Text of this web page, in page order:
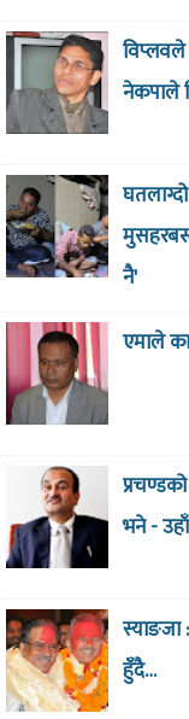
विप्लवले
नेकपाले
नै'
एमाले
भने -
स्याङजा
हुँदै…